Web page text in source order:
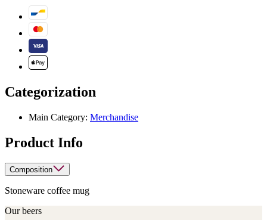
Categorization
Main Category: Merchandise
Product Info
Composition
Stoneware coffee mug
Our beers